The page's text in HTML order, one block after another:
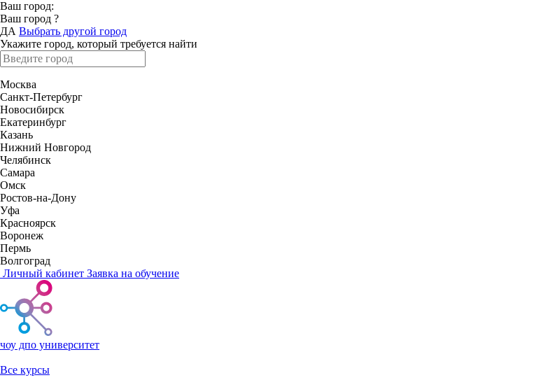
Ваш город:
Ваш город ?
ДА Выбрать другой город
Укажите город, который требуется найти
Москва
Санкт-Петербург
Новосибирск
Екатеринбург
Казань
Нижний Новгород
Челябинск
Самара
Омск
Ростов-на-Дону
Уфа
Красноярск
Воронеж
Пермь
Волгоград
Личный кабинет Заявка на обучение
чоу дпо университет
Все курсы